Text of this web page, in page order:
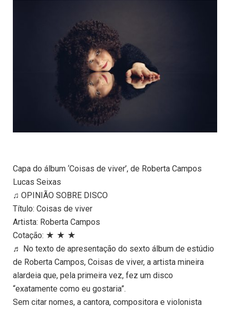
Capa do álbum ‘Coisas de viver’, de Roberta Campos
Lucas Seixas
♫ OPINIÃO SOBRE DISCO
Título: Coisas de viver
Artista: Roberta Campos
Cotação: ★ ★ ★
♬ No texto de apresentação do sexto álbum de estúdio
de Roberta Campos, Coisas de viver, a artista mineira
alardeia que, pela primeira vez, fez um disco
“exatamente como eu gostaria”.
Sem citar nomes, a cantora, compositora e violonista